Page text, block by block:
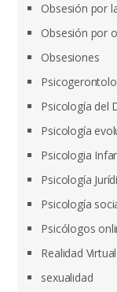
Obsesión por
Obsesión por
Obsesiones
Psicología del
Psicología
Psicologia
Psicología
Psicología
Psicólogos
Realidad Virtual
sexualidad